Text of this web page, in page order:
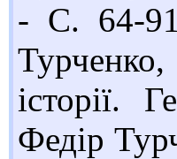
- С. 64-
історії.
Федір